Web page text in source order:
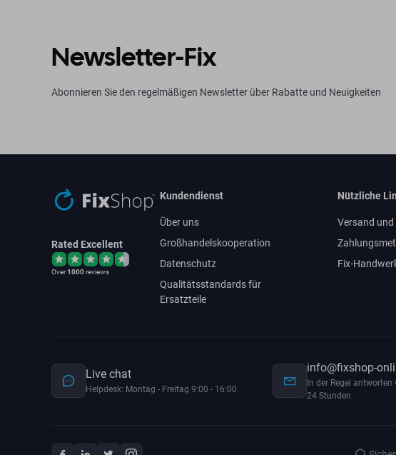
Newsletter-Fix
Abonnieren Sie den regelmäßigen Newsletter über Rabatte und Neuigkeiten
Rated Excellent
Over1000reviews
Kundendienst
Über uns
Großhandelskooperation
Datenschutz
Qualitätsstandards für
Ersatzteile
Nützliche
Versand
Fix-
Live chat
Helpdesk: Montag - Freitag 9:00 - 16:00
info@fixshop-
In der Regel
24 Stunden.